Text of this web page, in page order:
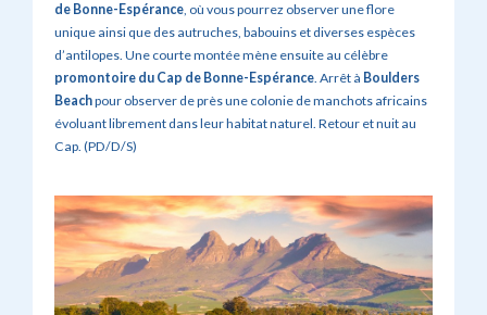
de Bonne-Espérance, où vous pourrez observer une flore
unique ainsi que des autruches, babouins et diverses espèces
d’antilopes. Une courte montée mène ensuite au célèbre
promontoire du Cap de Bonne-Espérance. Arrêt à Boulders
Beachpour observer de près une colonie de manchots africains
évoluant librement dans leur habitat naturel. Retour et nuit au
Cap. (PD/D/S)